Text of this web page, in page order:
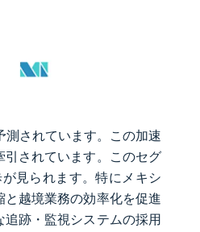
測されています。この加速
されています。このセグ
見られます。特にメキシ
越境業務の効率化を促進
跡・監視システムの採用